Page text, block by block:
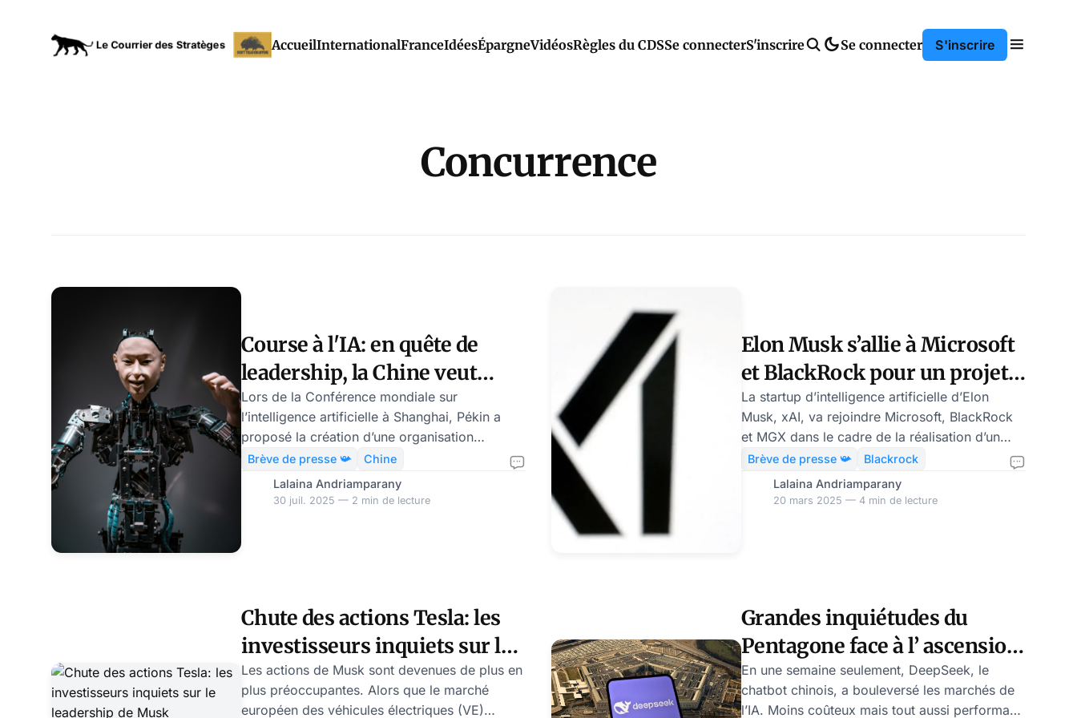
AccueilInternationalFranceIdéesÉpargneVidéosRègles du CDSSe connecterS'inscrire Se connecter S'inscrire
Concurrence
Course à l'IA: en quête de
leadership, la Chine veut
fixer les règles
Lors de la Conférence mondiale sur
l’intelligence artificielle à Shanghai, Pékin a
proposé la création d’une organisation
mondiale pour réguler l’IA. La proposition a
été formulée par le Premier ministre chinois, Li
Qiang, il appelle à la coopération
manœuvre stratégique pour influencer l
Brève de presse 📯
Chine
Lalaina Andriamparany
30 juil. 2025 — 2 min de lecture
Elon Musk s’allie à Microsoft
et BlackRock pour un projet
IA à 30 milliards $
La startup d’intelligence artificielle d’Elon
Musk, xAI, va rejoindre Microsoft, BlackRock
et MGX dans le cadre de la réalisation d’un
projet de développement de centres de
données et d’autres infrastructures d’un
montant de 30 milliards de dollars. Le
l’intelligence artificiell
Brève de presse 📯
Blackrock
Lalaina Andriamparany
20 mars 2025 — 4 min de lecture
Chute des actions Tesla: les
investisseurs inquiets sur le
leadership de Musk
Les actions de Musk sont devenues de plus en
plus préoccupantes. Alors que le marché
européen des véhicules électriques (VE)
Grandes inquiétudes du
Pentagone face à l’ ascension
de DeepSeek
En une semaine seulement, DeepSeek, le
chatbot chinois, a bouleversé les marchés de
l’IA. Moins coûteux mais tout aussi performant